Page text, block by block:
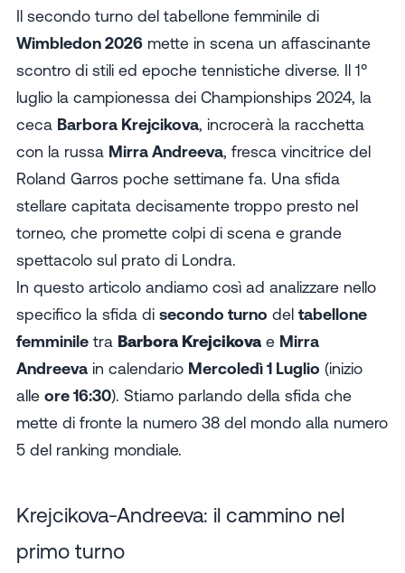
Il secondo turno del tabellone femminile di
Wimbledon 2026 mette in scena un affascinante
scontro di stili ed epoche tennistiche diverse. Il 1°
luglio la campionessa dei Championships 2024, la
ceca Barbora Krejcikova, incrocerà la racchetta
con la russa Mirra Andreeva, fresca vincitrice del
Roland Garros poche settimane fa. Una sfida
stellare capitata decisamente troppo presto nel
torneo, che promette colpi di scena e grande
spettacolo sul prato di Londra.
In questo articolo andiamo così ad analizzare nello
specifico la sfida disecondo turno deltabellone
femminile tra Barbora Krejcikova e Mirra
Andreeva in calendario Mercoledì 1 Luglio (inizio
alleore 16:30). Stiamo parlando della sfida che
mette di fronte la numero 38 del mondo alla numero
5 del ranking mondiale.
Krejcikova-Andreeva: il cammino nel
primo turno